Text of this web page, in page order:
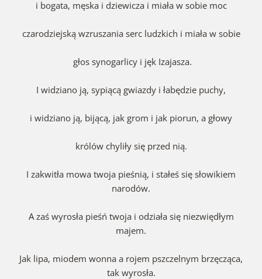
i bogata, męska i dziewicza i miała w sobie moc
czarodziejską wzruszania serc ludzkich i miała w sobie
głos synogarlicy i jęk Izajasza.
I widziano ją, sypiącą gwiazdy i łabędzie puchy,
i widziano ją, bijącą, jak grom i jak piorun, a głowy
królów chyliły się przed nią.
I zakwitła mowa twoja pieśnią, i stałeś się słowikiem
narodów.
A zaś wyrosła pieśń twoja i odziała się niezwiędłym
majem.
Jak lipa, miodem wonna a rojem pszczelnym brzęcząca,
tak wyrosła.